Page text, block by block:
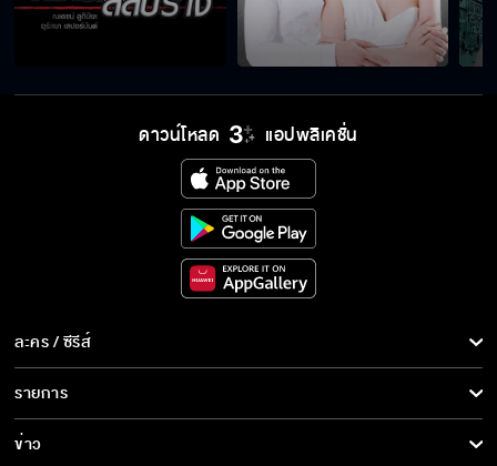
นี่คือคู่มือการใช้ นายวิชัย
อนงค์จะทำให้คุณสำลักความสุขจนตายไปเลยค่ะ
พูดจาพล่อย ๆ แบบนี้ จะตั้งตัวเป็นศาลเตี้ยหรือไง
ดาวน์โหลด แอปพลิเคชั่น
ละคร / ซีรีส์
ละคร/ซีรีส์
ซีรีส์นานาชาติ
รายการ
รายการทั้งหมด
ข่าว